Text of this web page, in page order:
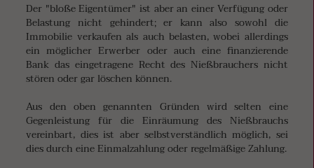
Der "bloße Eigentümer" ist aber an einer Verfügung oder
Belastung nicht gehindert; er kann also sowohl die
Immobilie verkaufen als auch belasten, wobei allerdings
ein möglicher Erwerber oder auch eine finanzierende
Bank das eingetragene Recht des Nießbrauchers nicht
stören oder gar löschen können.
Aus den oben genannten Gründen wird selten eine
Gegenleistung für die Einräumung des Nießbrauchs
vereinbart, dies ist aber selbstverständlich möglich, sei
dies durch eine Einmalzahlung oder regelmäßige Zahlung.